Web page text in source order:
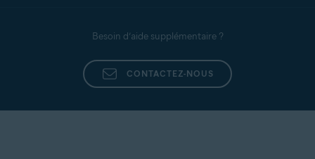
Besoin d’aide supplémentaire ?
CONTACTEZ-NOUS